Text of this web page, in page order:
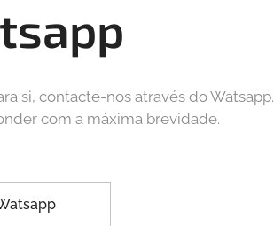
si, contacte-nos através do Watsapp.
com a máxima brevidade.